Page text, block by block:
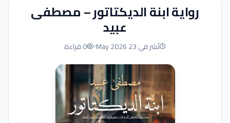
رواية ابنة الديكتاتور – مصطفى
عبيد
نُشر في 23 May 2026 0 قراءة